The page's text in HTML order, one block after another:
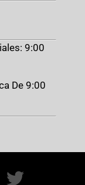
9:00
De 9:00